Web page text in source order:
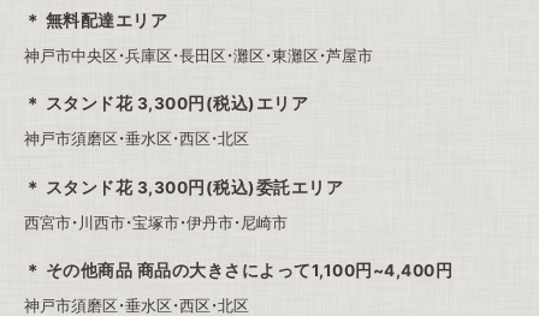
無料配達エリア
神戸市中央区・兵庫区・長田区・灘区・東灘区・芦屋市
スタンド花 3,300円(税込)エリア
神戸市須磨区・垂水区・西区・北区
スタンド花 3,300円(税込)委託エリア
西宮市・川西市・宝塚市・伊丹市・尼崎市
その他商品 商品の大きさによって1,100円~4,400円
神戸市須磨区・垂水区・西区・北区